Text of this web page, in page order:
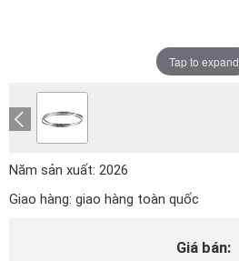
Tap to expand
Năm sản xuất: 2026
Giao hàng: giao hàng toàn quốc
Giá bán: